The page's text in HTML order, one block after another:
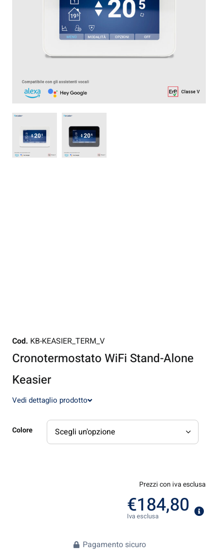
Cod. KB-KEASIER_TERM_V
Cronotermostato WiFi Stand-Alone
Keasier
Vedi dettaglio prodotto
Colore
Prezzi con iva esclusa
€184,80
Iva esclusa
Pagamento sicuro